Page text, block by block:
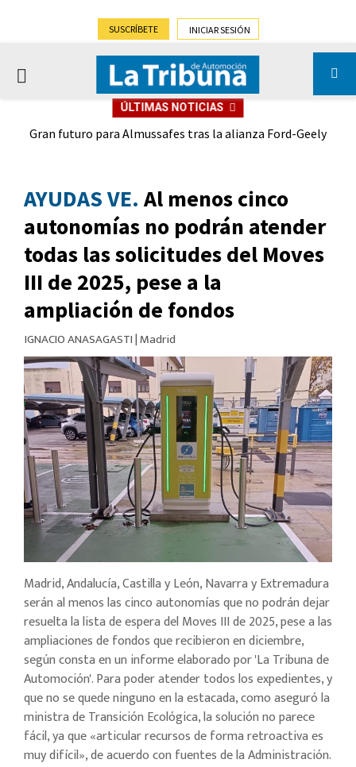
SUSCRÍBETE INICIAR SESIÓN
PRIMARY
ÚLTIMAS NOTICIAS
Salir con 'la fresca'
AYUDAS VE. Al menos cinco
autonomías no podrán atender
todas las solicitudes del Moves
III de 2025, pese a la
ampliación de fondos
IGNACIO ANASAGASTI|Madrid
Madrid, Andalucía, Castilla y León, Navarra y Extremadura
serán al menos las cinco autonomías que no podrán dejar
resuelta la lista de espera del Moves III de 2025, pese a las
ampliaciones de fondos que recibieron en diciembre,
según consta en un informe elaborado por 'La Tribuna de
Automoción'. Para poder atender todos los expedientes, y
que no se quede ninguno en la estacada, como aseguró la
ministra de Transición Ecológica, la solución no parece
fácil, ya que «articular recursos de forma retroactiva es
muy difícil», de acuerdo con fuentes de la Administración.